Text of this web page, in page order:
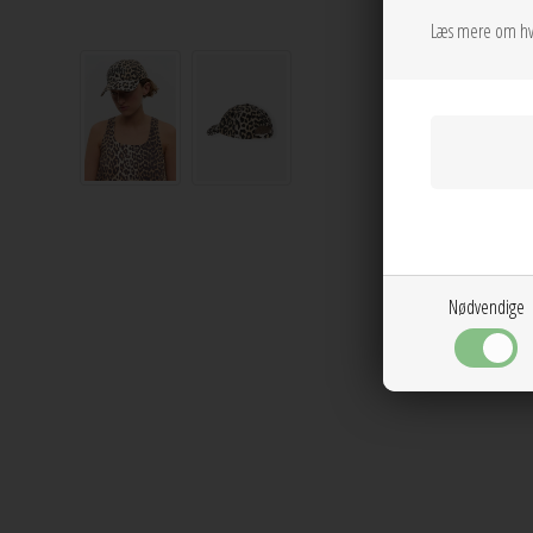
Læs mere om
Nødvendige